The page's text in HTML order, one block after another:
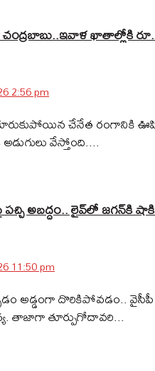
ఖాతాల్లోకి
2:56 pm
చేనేత రంగానికి
అడుగులు వేస్తోంది....
అబద్దం.. లైవ్‌లో జగన్‌కి
11:50 pm
అడ్డంగా దొరికిపోవడం..
తాజాగా తూర్పుగోదావరి...